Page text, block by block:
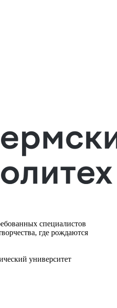
специалистов
где рождаются
университет